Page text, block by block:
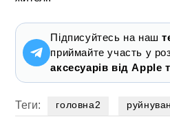
Підписуйтесь на наш
приймайте участь у
аксесуарів від Apple
Теги: головна2